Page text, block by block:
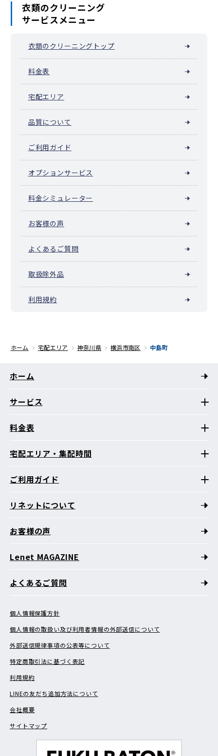
衣類のクリーニング
サービスメニュー
衣類のクリーニングトップ
料金表
宅配エリア
品質について
ご利用ガイド
オプションサービス
料金シミュレーター
お客様の声
よくあるご質問
取扱除外品
利用規約
ホーム 宅配エリア 神奈川県 横浜市南区 中島町
ホーム
サービス
料金表
宅配エリア・集配時間
ご利用ガイド
リネットについて
お客様の声
Lenet MAGAZINE
よくあるご質問
個人情報保護方針
個人情報の取扱い及び利用者情報の外部送信について
外部送信規律事項の公表等について
特定商取引法に基づく表記
利用規約
LINEの友だち追加方法について
会社概要
サイトマップ